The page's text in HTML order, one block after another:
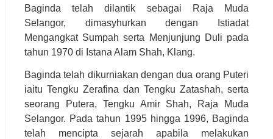
Baginda telah dilantik sebagai Raja Muda
Selangor, dimasyhurkan dengan Istiadat
Mengangkat Sumpah serta Menjunjung Duli pada
tahun 1970 di Istana Alam Shah, Klang.
Baginda telah dikurniakan dengan dua orang Puteri
iaitu Tengku Zerafina dan Tengku Zatashah, serta
seorang Putera, Tengku Amir Shah, Raja Muda
Selangor. Pada tahun 1995 hingga 1996, Baginda
telah mencipta sejarah apabila melakukan